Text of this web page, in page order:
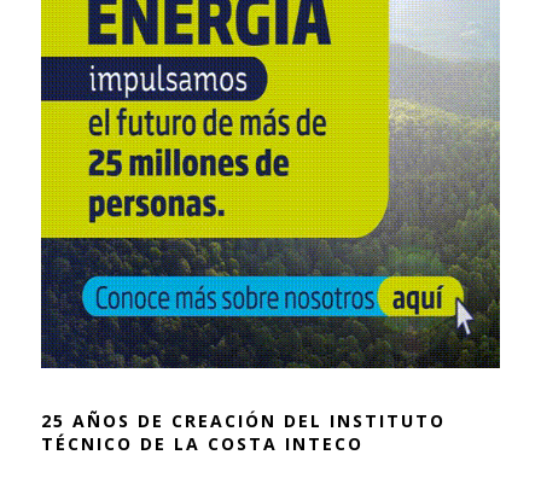
25 AÑOS DE CREACIÓN DEL INSTITUTO
TÉCNICO DE LA COSTA INTECO